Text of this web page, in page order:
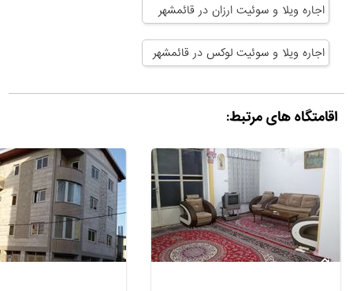
اجاره ویلا و سوئیت ارزان در قائمشهر
اجاره ویلا و سوئیت لوکس در قائمشهر
اقامتگاه های مرتبط: